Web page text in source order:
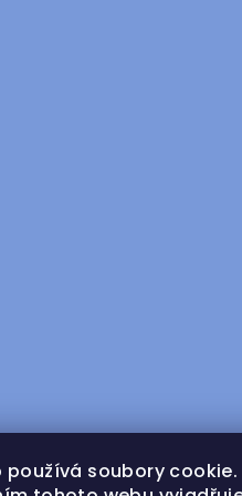
používá soubory